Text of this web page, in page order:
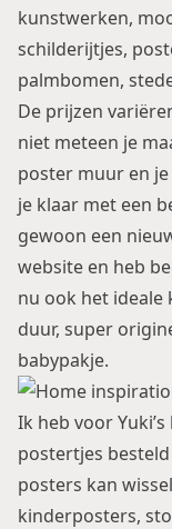
kunstwerken,
schilderijtjes,
palmbomen,
De prijzen
niet meteen je
poster muur en
je klaar met een
gewoon een
website en heb
nu ook het ideale
duur, super
babypakje.
Ik heb voor
postertjes
posters kan
kinderposters,